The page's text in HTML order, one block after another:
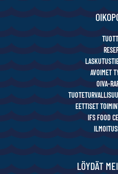
AVOIMET
OIVA-
EETTISET
IFS FOOD
LÖYDÄT